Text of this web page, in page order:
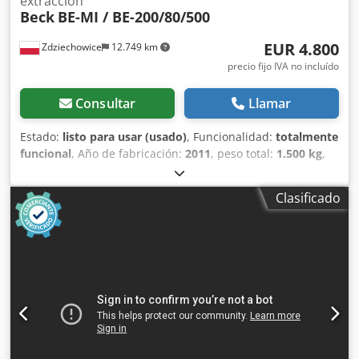
Zdziechowice 12.749 km
Beck BE-MI / BE-200/80/500
EUR 4.800
precio fijo IVA no incluído
Consultar Llamar
Estado: listo para usar (usado), Funcionalidad: totalmente
funcional, Año de fabricación: 2011, peso total: 1.500 kg,
Mesa de afilar de tijera profesional con extracción de
humos y polvo incorporada. Se utiliza en procesos de
esmerilado, pulido, soldadura, soldadura y limpieza con
herramientas manuales. Prefiltro metálico incorporado
que separa partículas de polvo de mayor tamaño,
rodillos y conexiones neumáticas para conectar
herramientas. Se instalaron nuevos filtros en el sistema de
escape. Iluminación de mesa incorporada. El dispositivo
Clasificado